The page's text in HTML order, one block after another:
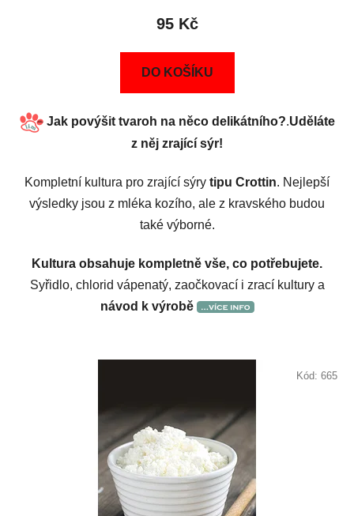
95 Kč
DO KOŠÍKU
Jak povýšit tvaroh na něco delikátního?.Uděláte
z něj zrající sýr!
Kompletní kultura pro zrající sýry tipu Crottin. Nejlepší
výsledky jsou z mléka kozího, ale z kravského budou
také výborné.
Kultura obsahuje kompletně vše, co potřebujete.
Syřidlo, chlorid vápenatý, zaočkovací i zrací kultury a
návod k výrobě
Kód: 665